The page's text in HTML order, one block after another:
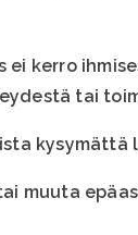
ei kerro
tai
kysymättä
muuta